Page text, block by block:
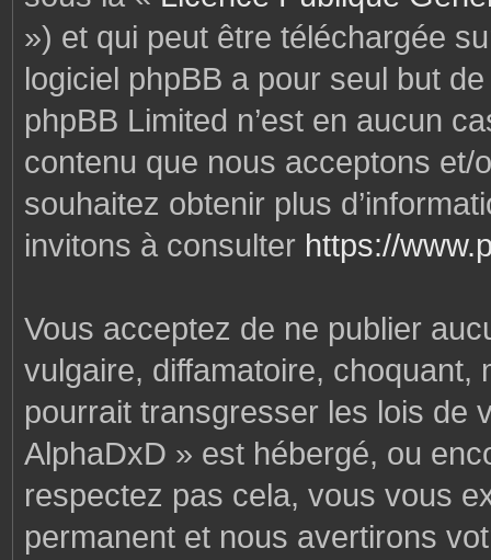
») et qui peut être téléchargée
logiciel phpBB a pour seul but
phpBB Limited n’est en aucun
contenu que nous acceptons et/
souhaitez obtenir plus
invitons à consulter https://
Vous acceptez de ne publier
vulgaire, diffamatoire, choquant,
pourrait transgresser les lois de
AlphaDxD » est hébergé, ou
respectez pas cela, vous vous
permanent et nous avertirons